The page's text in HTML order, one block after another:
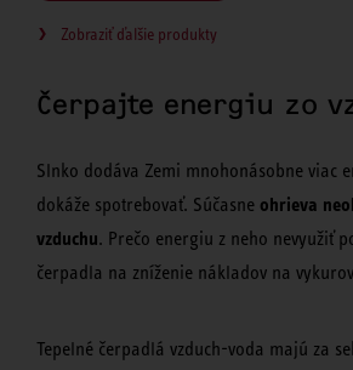
Zobraziť ďalšie produkty
Čerpajte energiu zo
Slnko dodáva Zemi mnohonásobne viac
dokáže spotrebovať. Súčasne ohrieva
vzduchu. Prečo energiu z neho nevyužiť
čerpadla na zníženie nákladov na
Tepelné čerpadlá vzduch-voda majú za